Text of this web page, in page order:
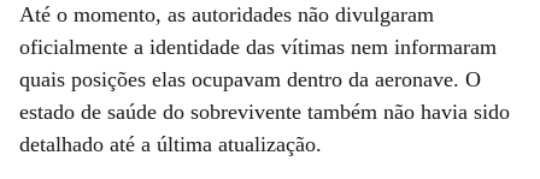
Até o momento, as autoridades não divulgaram
oficialmente a identidade das vítimas nem informaram
quais posições elas ocupavam dentro da aeronave. O
estado de saúde do sobrevivente também não havia sido
detalhado até a última atualização.